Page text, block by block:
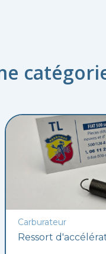
Carburateur
Ressort